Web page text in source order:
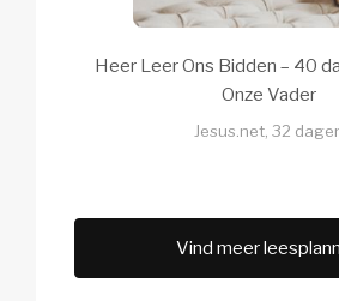
Heer Leer Ons Bidden – 40
Onze Vader
Jesus.net, 32
Vind meer